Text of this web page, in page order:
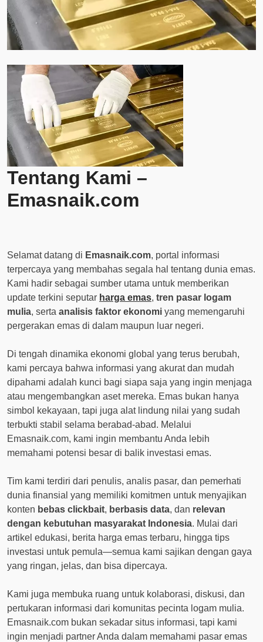
Tentang Kami –
Emasnaik.com
Selamat datang di Emasnaik.com, portal informasi
terpercaya yang membahas segala hal tentang dunia emas.
Kami hadir sebagai sumber utama untuk memberikan
update terkini seputar harga emas, tren pasar logam
mulia, serta analisis faktor ekonomi yang memengaruhi
pergerakan emas di dalam maupun luar negeri.
Di tengah dinamika ekonomi global yang terus berubah,
kami percaya bahwa informasi yang akurat dan mudah
dipahami adalah kunci bagi siapa saja yang ingin menjaga
atau mengembangkan aset mereka. Emas bukan hanya
simbol kekayaan, tapi juga alat lindung nilai yang sudah
terbukti stabil selama berabad-abad. Melalui
Emasnaik.com, kami ingin membantu Anda lebih
memahami potensi besar di balik investasi emas.
Tim kami terdiri dari penulis, analis pasar, dan pemerhati
dunia finansial yang memiliki komitmen untuk menyajikan
konten bebas clickbait, berbasis data, dan relevan
dengan kebutuhan masyarakat Indonesia. Mulai dari
artikel edukasi, berita harga emas terbaru, hingga tips
investasi untuk pemula—semua kami sajikan dengan gaya
yang ringan, jelas, dan bisa dipercaya.
Kami juga membuka ruang untuk kolaborasi, diskusi, dan
pertukaran informasi dari komunitas pecinta logam mulia.
Emasnaik.com bukan sekadar situs informasi, tapi kami
ingin menjadi partner Anda dalam memahami pasar emas